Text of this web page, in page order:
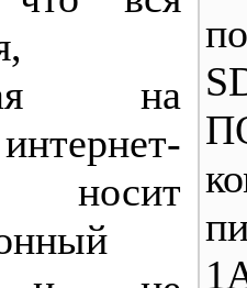
на